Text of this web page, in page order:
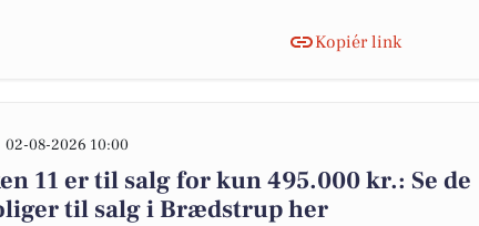
Kopiér link
02-08-2026 10:00
11 er til salg for kun 495.000 kr.: Se de
til salg i Brædstrup her